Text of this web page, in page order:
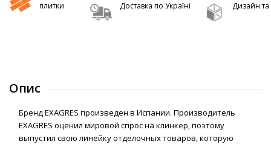
плитки
Доставка по Україні Дизайн та
Опис
Бренд EXAGRES произведен в Испании. Производитель
EXAGRES оценил мировой спрос на клинкер, поэтому
выпустил свою линейку отделочных товаров, которую